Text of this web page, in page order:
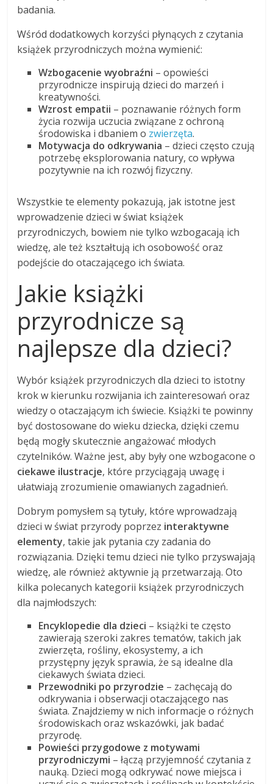
badania.
Wśród dodatkowych korzyści płynących z czytania
książek przyrodniczych można wymienić:
Wzbogacenie wyobraźni – opowieści
przyrodnicze inspirują dzieci do marzeń i
kreatywności.
Wzrost empatii – poznawanie różnych form
życia rozwija uczucia związane z ochroną
środowiska i dbaniem o zwierzęta.
Motywacja do odkrywania – dzieci często czują
potrzebę eksplorowania natury, co wpływa
pozytywnie na ich rozwój fizyczny.
Wszystkie te elementy pokazują, jak istotne jest
wprowadzenie dzieci w świat książek
przyrodniczych, bowiem nie tylko wzbogacają ich
wiedzę, ale też kształtują ich osobowość oraz
podejście do otaczającego ich świata.
Jakie książki
przyrodnicze są
najlepsze dla dzieci?
Wybór książek przyrodniczych dla dzieci to istotny
krok w kierunku rozwijania ich zainteresowań oraz
wiedzy o otaczającym ich świecie. Książki te powinny
być dostosowane do wieku dziecka, dzięki czemu
będą mogły skutecznie angażować młodych
czytelników. Ważne jest, aby były one wzbogacone o
ciekawe ilustracje, które przyciągają uwagę i
ułatwiają zrozumienie omawianych zagadnień.
Dobrym pomysłem są tytuły, które wprowadzają
dzieci w świat przyrody poprzez interaktywne
elementy, takie jak pytania czy zadania do
rozwiązania. Dzięki temu dzieci nie tylko przyswajają
wiedzę, ale również aktywnie ją przetwarzają. Oto
kilka polecanych kategorii książek przyrodniczych
dla najmłodszych:
Encyklopedie dla dzieci – książki te często
zawierają szeroki zakres tematów, takich jak
zwierzęta, rośliny, ekosystemy, a ich
przystępny język sprawia, że są idealne dla
ciekawych świata dzieci.
Przewodniki po przyrodzie – zachęcają do
odkrywania i obserwacji otaczającego nas
świata. Znajdziemy w nich informacje o różnych
środowiskach oraz wskazówki, jak badać
przyrodę.
Powieści przygodowe z motywami
przyrodniczymi – łączą przyjemność czytania z
nauką. Dzieci mogą odkrywać nowe miejsca i